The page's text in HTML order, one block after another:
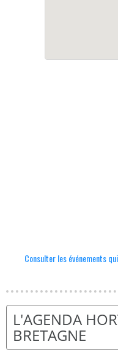
Consulter les événements
L'AGENDA
BRETAGNE